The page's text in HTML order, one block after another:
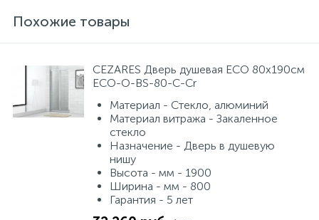
Похожие товары
CEZARES Дверь душевая ECO 80x190см
ECO-O-BS-80-C-Cr
Материал - Стекло, алюминий
Материал витража - Закаленное
стекло
Назначение - Дверь в душевую
нишу
Высота - мм - 1900
Ширина - мм - 800
Гарантия - 5 лет